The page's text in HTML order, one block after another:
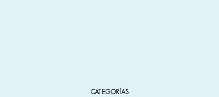
CATEGORÍAS